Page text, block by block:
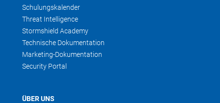
Schulungskalender
Threat Intelligence
Stormshield Academy
Technische Dokumentation
Marketing-Dokumentation
Security Portal
ÜBER UNS